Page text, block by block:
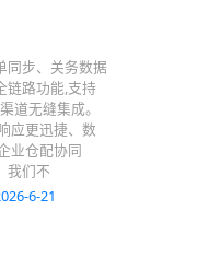
同步、关务数据
链路功能,支持
道无缝集成。
应更迅捷、数
业仓配协同
我们不
6-21